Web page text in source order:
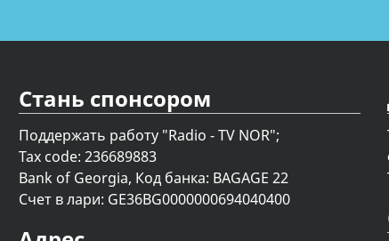
Стань спонсором
Поддержать работу "Radio - TV NOR";
Tax code: 236689883
Bank of Georgia, Код банка: BAGAGE 22
Счет в лари: GE36BG0000000694040400